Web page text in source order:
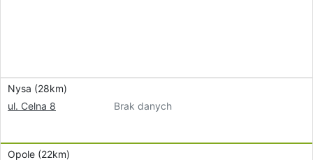
Nysa (28km)
ul. Celna 8
Brak danych
Opole (22km)